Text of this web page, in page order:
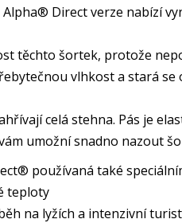
Direct verze nabízí
těchto šortek, protože
vlhkost a stará
celá stehna. Pás je
umožní snadno nazout
používaná také
teploty
na lyžích a intenzivní